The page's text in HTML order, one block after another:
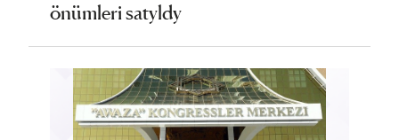
önümleri satyldy